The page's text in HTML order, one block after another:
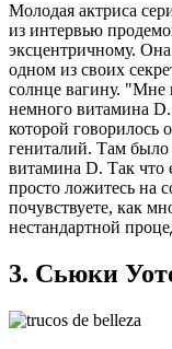
Молодая актриса
из интервью
эксцентричному. Она
одном из своих
солнце вагину. "Мне
немного витамина
которой говорилось
гениталий. Там
витамина D. Так что
просто ложитесь на
почувствуете, как
нестандартной
3. Сьюки